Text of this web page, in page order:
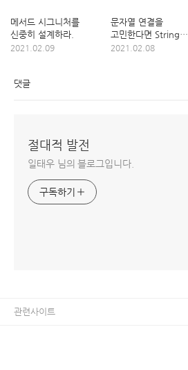
메서드 시그니처를
신중히 설계하라.
2021.02.09
문자열 연결을
고민한다면 String
보다는 StringBuilder
2021.02.08
댓글
절대적 발전
일태우 님의 블로그입니다.
구독하기
관련사이트